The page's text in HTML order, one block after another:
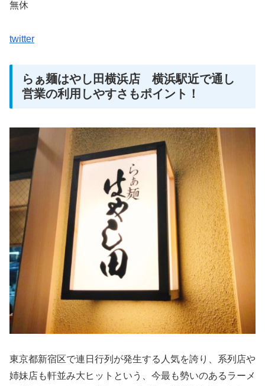
無休
twitter
らぁ麺はやし田横浜店 横浜駅近で通し
営業の利用しやすさもポイント！
東京都新宿区で連日行列が発生する人気を誇り、系列店や
姉妹店も軒並み大ヒットという、今最も勢いのあるラーメ